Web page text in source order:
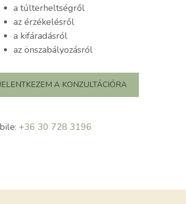
a túlterheltségről
az érzékelésről
a kifáradásról
az önszabályozásról
A KONZULTÁCIÓRA
+36 30 728 3196